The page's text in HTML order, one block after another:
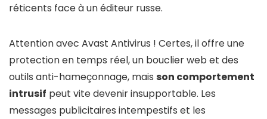
réticents face à un éditeur russe.
Attention avec Avast Antivirus ! Certes, il offre une
protection en temps réel, un bouclier web et des
outils anti-hameçonnage, mais son comportement
intrusif peut vite devenir insupportable. Les
messages publicitaires intempestifs et les